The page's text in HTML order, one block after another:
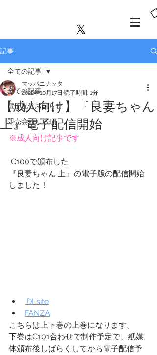
記事
全ての記事
電子配信お知らせ
即売会おしらせ
全ての記事
【成人向け】『良妻ちゃん
上』電子配信開始
マッパニナッタ
2022年10月17日 読了時間: 1分
※成人向け記事です
C100で頒布した
『良妻ちゃん 上』の電子版の配信開始
しました！
DLsite
FANZA
こちらは上下巻の上巻になります。
下巻はC101合わせで制作予定で、紙媒
体頒布後しばらくしてから電子配信予